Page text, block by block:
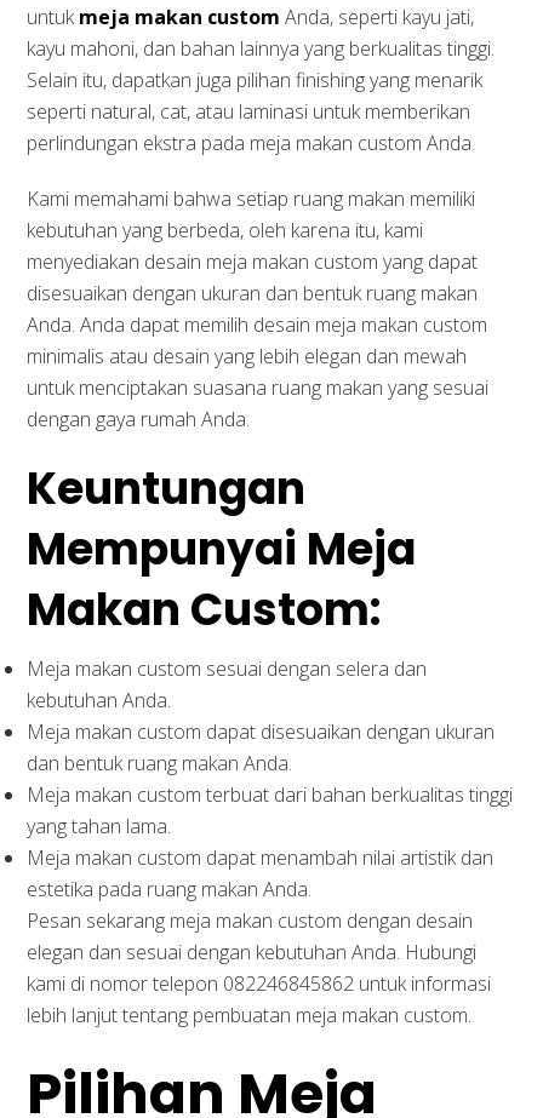
untukmeja makan custom Anda, seperti kayu jati,
kayu mahoni, dan bahan lainnya yang berkualitas tinggi.
Selain itu, dapatkan juga pilihan finishing yang menarik
seperti natural, cat, atau laminasi untuk memberikan
perlindungan ekstra pada meja makan custom Anda.
Kami memahami bahwa setiap ruang makan memiliki
kebutuhan yang berbeda, oleh karena itu, kami
menyediakan desain meja makan custom yang dapat
disesuaikan dengan ukuran dan bentuk ruang makan
Anda. Anda dapat memilih desain meja makan custom
minimalis atau desain yang lebih elegan dan mewah
untuk menciptakan suasana ruang makan yang sesuai
dengan gaya rumah Anda.
Keuntungan
Mempunyai Meja
Makan Custom:
Meja makan custom sesuai dengan selera dan
kebutuhan Anda.
Meja makan custom dapat disesuaikan dengan ukuran
dan bentuk ruang makan Anda.
Meja makan custom terbuat dari bahan berkualitas tinggi
yang tahan lama.
Meja makan custom dapat menambah nilai artistik dan
estetika pada ruang makan Anda.
Pesan sekarang meja makan custom dengan desain
elegan dan sesuai dengan kebutuhan Anda. Hubungi
kami di nomor telepon 082246845862 untuk informasi
lebih lanjut tentang pembuatan meja makan custom.
Pilihan Meja